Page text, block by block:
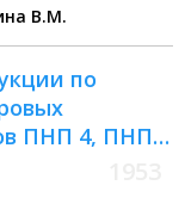
В.М.
по
ПНП 4, ПНП
(I, II и III